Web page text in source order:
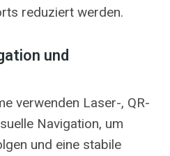
reduziert werden.
und
verwenden Laser-, QR-
Navigation, um
und eine stabile